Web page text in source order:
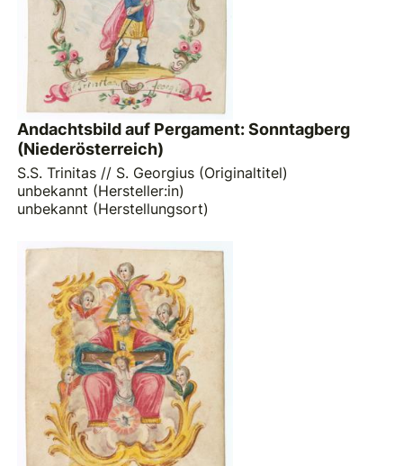
Andachtsbild auf Pergament: Sonntagberg
(Niederösterreich)
S.S. Trinitas // S. Georgius (Originaltitel)
unbekannt (Hersteller:in)
unbekannt (Herstellungsort)